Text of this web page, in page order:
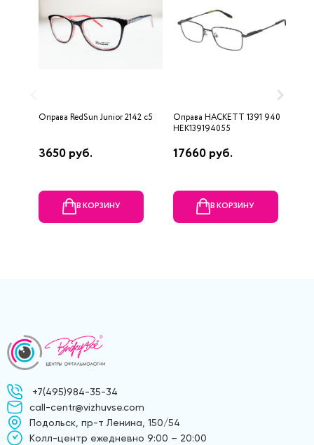
Оправа RedSun Junior 2142 c5
3650 руб.
В КОРЗИНУ
Оправа HACKETT 1391 940
HEK139194055
17660 руб.
В КОРЗИНУ
+7(495)984-35-34
call-centr@vizhuvse.com
Подольск, пр-т Ленина, 150/54
Kолл-центр ежедневно 9:00 – 20:00